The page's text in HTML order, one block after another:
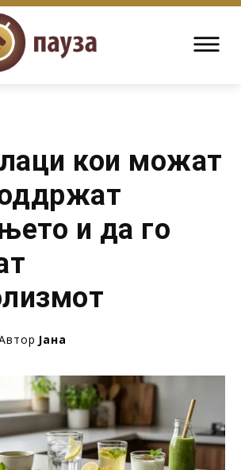
кои можат
и да го
Јана